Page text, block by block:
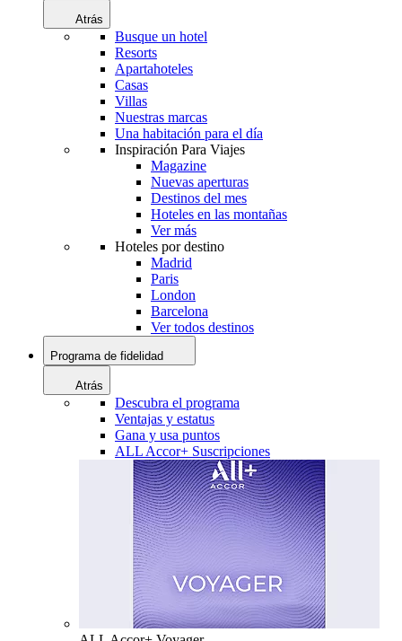
Atrás
Busque un hotel
Resorts
Apartahoteles
Casas
Villas
Nuestras marcas
Una habitación para el día
Inspiración Para Viajes
Magazine
Nuevas aperturas
Destinos del mes
Hoteles en las montañas
Ver más
Hoteles por destino
Madrid
Paris
London
Barcelona
Ver todos destinos
Programa de fidelidad
Atrás
Descubra el programa
Ventajas y estatus
Gana y usa puntos
ALL Accor+ Suscripciones